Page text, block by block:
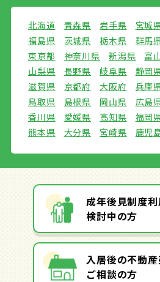
北海道 青森県 岩手県 宮城
福島県
茨城県 栃木県 群馬
東京都
神奈川県 新潟県 富
山梨県
長野県 岐阜県 静岡
滋賀県
京都府 大阪府 兵庫
鳥取県
島根県 岡山県 広島
香川県
愛媛県 高知県 福岡
熊本県
大分県 宮崎県 鹿児
成年後見制度
検討中の方
入居後の不動
ご相談の方